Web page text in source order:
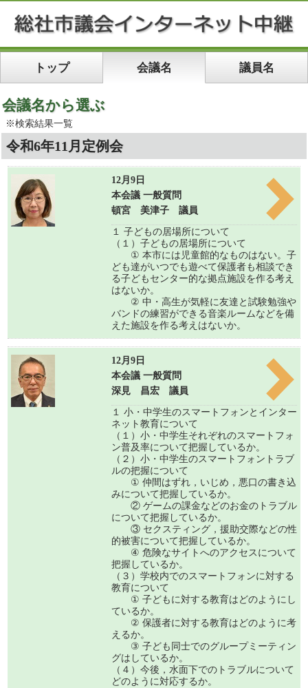
トップ 会議名 議員名
会議名から選ぶ
※検索結果一覧
令和6年11月定例会
12月9日
本会議 一般質問
頓宮 美津子 議員
１ 子どもの居場所について
（１）子どもの居場所について
① 本市には児童館的なものはない。子
ども達がいつでも遊べて保護者も相談でき
る子どもセンター的な拠点施設を作る考え
はないか。
② 中・高生が気軽に友達と試験勉強や
バンドの練習ができる音楽ルームなどを備
えた施設を作る考えはないか。
12月9日
本会議 一般質問
深見 昌宏 議員
１ 小・中学生のスマートフォンとインター
ネット教育について
（１）小・中学生それぞれのスマートフォ
ン普及率について把握しているか。
（２）小・中学生のスマートフォントラブ
ルの把握について
① 仲間はずれ，いじめ，悪口の書き込
みについて把握しているか。
② ゲームの課金などのお金のトラブル
について把握しているか。
③ セクスティング，援助交際などの性
的被害について把握しているか。
④ 危険なサイトへのアクセスについて
把握しているか。
（３）学校内でのスマートフォンに対する
教育について
① 子どもに対する教育はどのようにし
ているか。
② 保護者に対する教育はどのように考
えるか。
③ 子ども同士でのグループミーティン
グはしているか。
（４）今後，水面下でのトラブルについて
どのように対応するか。